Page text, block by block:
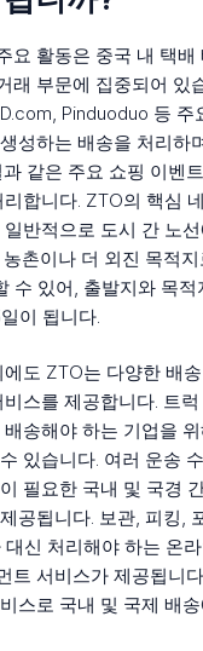
요 활동은 중국 내 택배
래 부문에 집중되어 있
Pinduoduo 등 주
성하는 배송을 처리하
같은 주요 쇼핑 이벤
합니다. ZTO의 핵심
반적으로 도시 간 노
촌이나 더 외진 목적
수 있어, 출발지와 목
이 됩니다.
도 ZTO는 다양한 배
스를 제공합니다. 트
송해야 하는 기업을
있습니다. 여러 운송
필요한 국내 및 국경
공됩니다. 보관, 피킹,
신 처리해야 하는 온
트 서비스가 제공됩니
스로 국내 및 국제 배